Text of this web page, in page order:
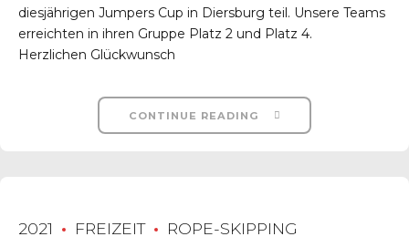
diesjährigen Jumpers Cup in Diersburg teil. Unsere Teams
erreichten in ihren Gruppe Platz 2 und Platz 4.
Herzlichen Glückwunsch
CONTINUE READING
2021 FREIZEIT ROPE-SKIPPING